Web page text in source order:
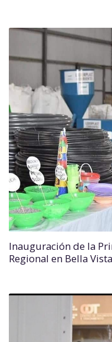
Inauguración de la
Regional en Bella Vista